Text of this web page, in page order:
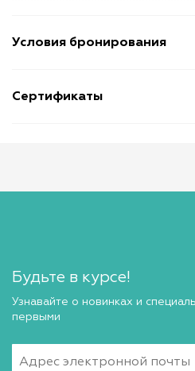
Условия бронирования
Сертификаты
Будьте в курсе!
Узнавайте о новинках и
первыми